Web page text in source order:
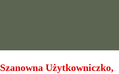
Szanowna Użytkowniczko,